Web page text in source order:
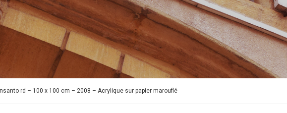
rd – 100 x 100 cm – 2008 – Acrylique sur papier marouflé